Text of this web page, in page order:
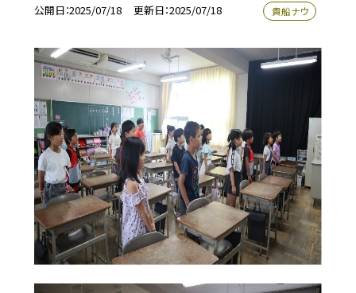
公開日 2025/07/18 更新日 2025/07/18 貴船ナウ